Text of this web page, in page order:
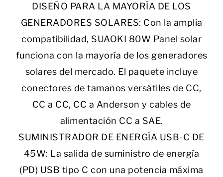
DISEÑO PARA LA MAYORÍA DE LOS
GENERADORES SOLARES: Con la amplia
compatibilidad, SUAOKI 80W Panel solar
funciona con la mayoría de los generadores
solares del mercado. El paquete incluye
conectores de tamaños versátiles de CC,
CC a CC, CC a Anderson y cables de
alimentación CC a SAE.
SUMINISTRADOR DE ENERGÍA USB-C DE
45W: La salida de suministro de energía
(PD) USB tipo C con una potencia máxima